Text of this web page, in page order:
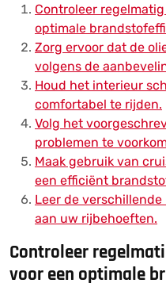
Controleer
optimale
Zorg ervoor dat de
volgens de
Houd het interieur
comfortabel te rijden.
Volg het
problemen te
Maak gebruik van
een efficiënt
Leer de
aan uw rijbehoeften.
Controleer
voor een optimale